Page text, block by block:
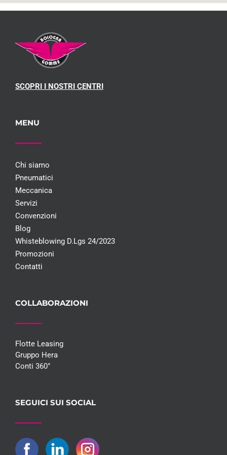
SCOPRI I NOSTRI CENTRI
MENU
Chi siamo
Pneumatici
Meccanica
Servizi
Convenzioni
Blog
Whisteblowing D.Lgs 24/2023
Promozioni
Contatti
COLLABORAZIONI
Flotte Leasing
Gruppo Hera
Conti 360°
SEGUICI SUI SOCIAL